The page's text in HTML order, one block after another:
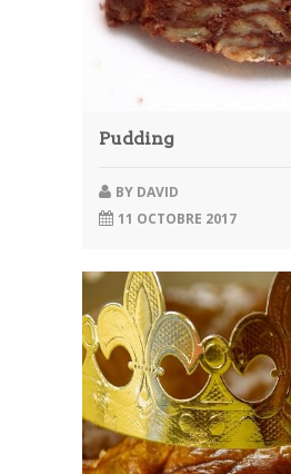
Pudding
BY DAVID
11 OCTOBRE 2017